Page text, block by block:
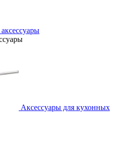
Аксессуары для кухонных